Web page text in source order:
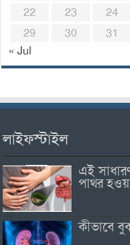
22
23 24
29
30
31
« Jul
লাইফস্টাইল
এই
পাথর
কীভাবে